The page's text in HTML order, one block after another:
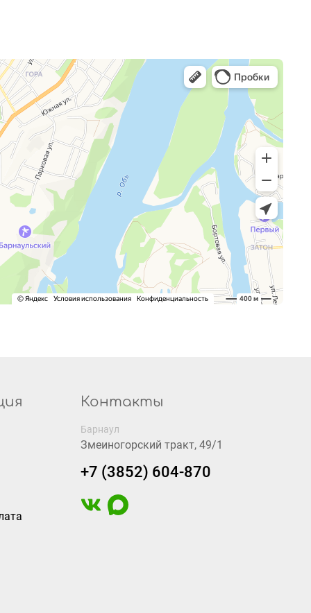
Контакты
Барнаул
Змеиногорский тракт, 49/1
+7 (3852) 604-870